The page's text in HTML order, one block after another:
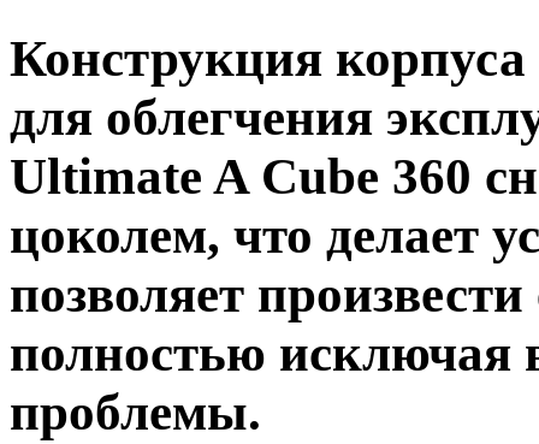
Конструкция
для облегчения
Ultimate A Cube 360
цоколем, что делает
позволяет
полностью исключая
проблемы.